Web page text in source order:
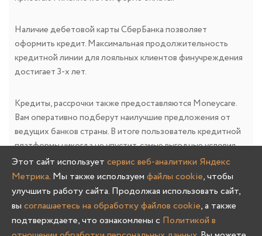
Наличие дебетовой карты СберБанка позволяет
оформить кредит. Максимальная продолжительность
кредитной линии для лояльных клиентов финучреждения
достигает 3-х лет.
Кредиты, рассрочки также предоставляются Moneycare.
Вам оперативно подберут наилучшие предложения от
ведущих банков страны. В итоге пользователь кредитной
платформы никогда не упустит, самые выгодные условия
сотрудничества на текущий момент времени.
Этот сайт использует сервис веб-аналитики Яндекс
Метрика. Мы также используем файлы cookie, чтобы
улучшить работу сайта. Продолжая использовать сайт,
вы соглашаетесь на обработку файлов cookie, а также
подтверждаете, что ознакомлены с Политикой в